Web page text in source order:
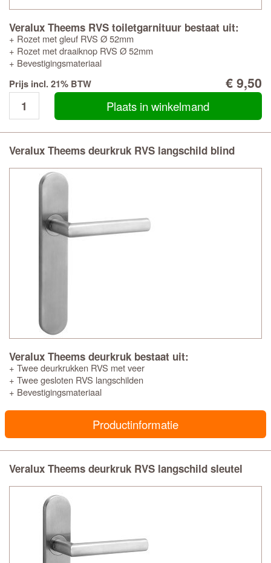
Veralux Theems RVS toiletgarnituur bestaat uit:
+ Rozet met gleuf RVS Ø 52mm
+ Rozet met draaiknop RVS Ø 52mm
+ Bevestigingsmateriaal
Prijs incl. 21% BTW
€ 9,50
Plaats in winkelmand
Veralux Theems deurkruk RVS langschild blind
Veralux Theems deurkruk bestaat uit:
+ Twee deurkrukken RVS met veer
+ Twee gesloten RVS langschilden
+ Bevestigingsmateriaal
Productinformatie
Veralux Theems deurkruk RVS langschild sleutel